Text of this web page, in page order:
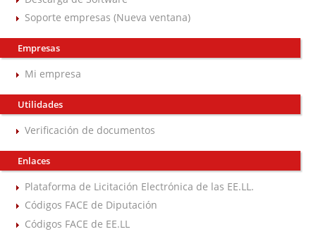
Soporte empresas (Nueva ventana)
Empresas
Mi empresa
Utilidades
Verificación de documentos
Enlaces
Plataforma de Licitación Electrónica de las EE.LL.
Códigos FACE de Diputación
Códigos FACE de EE.LL